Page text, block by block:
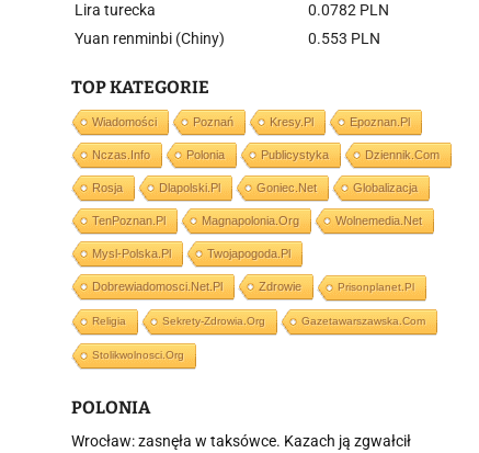
Lira turecka
0.0782 PLN
Yuan renminbi (Chiny)
0.553 PLN
TOP KATEGORIE
Wiadomości Poznań Kresy.pl Epoznan.pl
Nczas.info Polonia Publicystyka Dziennik.com
Rosja Dlapolski.pl Goniec.net Globalizacja
TenPoznan.pl Magnapolonia.org Wolnemedia.net
Mysl-Polska.pl Twojapogoda.pl
Dobrewiadomosci.net.pl Zdrowie Prisonplanet.pl
Religia Sekrety-Zdrowia.org Gazetawarszawska.com
Stolikwolnosci.org
POLONIA
Wrocław: zasnęła w taksówce. Kazach ją zgwałcił